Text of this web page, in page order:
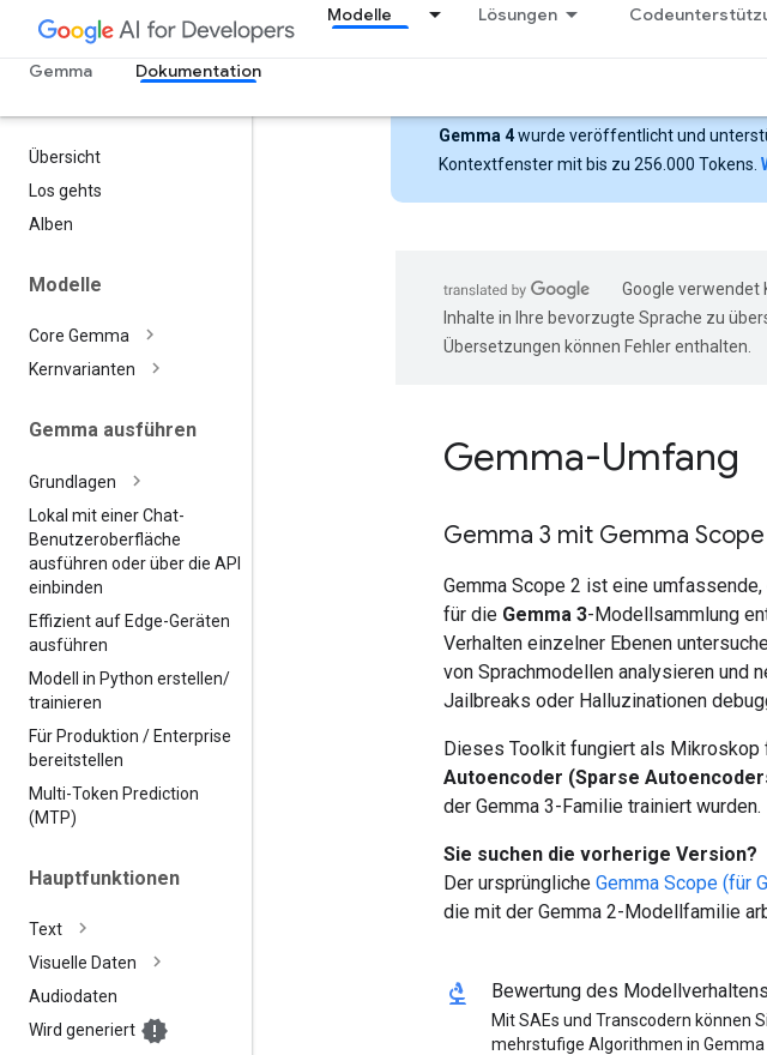
Modelle Lösungen
Gemma Dokumentation
Übersicht
Los gehts
Alben
Modelle
Core Gemma
Kernvarianten
Gemma ausführen
Grundlagen
Lokal mit einer Chat-
Benutzeroberfläche
ausführen oder über die API
einbinden
Effizient auf Edge-Geräten
ausführen
Modell in Python erstellen/
trainieren
Für Produktion / Enterprise
bereitstellen
Multi-Token Prediction
(MTP)
Hauptfunktionen
Text
Visuelle Daten
Audiodaten
Wird generiert
Gemma 4wurde veröffentlicht und
Kontextfenster mit bis zu 256.000 Tokens.
Google verwendet
Inhalte in Ihre bevorzugte Sprache zu
Übersetzungen können Fehler enthalten.
Gemma-Umfang
Gemma 3 mit Gemma
Gemma Scope 2 ist eine
für die Gemma 3-Modellsammlung
Verhalten einzelner Ebenen
von Sprachmodellen analysieren und
Jailbreaks oder Halluzinationen
Dieses Toolkit fungiert als
Autoencoder (Sparse
der Gemma 3-Familie trainiert wurden.
Sie suchen die vorherige Version?
Der ursprüngliche Gemma Scope (für
die mit der Gemma 2-Modellfamilie
biotech Bewertung des Modellverhaltens
Mit SAEs und Transcodern können
mehrstufige Algorithmen in Gemma